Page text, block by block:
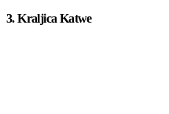
3. Kraljica Katwe